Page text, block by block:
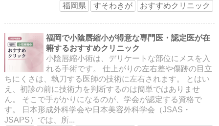
福岡県 すそわきが おすすめクリニック
福岡で小陰唇縮小が得意な専門医・認定医が在
籍するおすすめクリニック
小陰唇縮小術は、デリケートな部位にメスを入
れる手術です。 仕上がりの左右差や傷跡の目立
ちにくさは、執刀する医師の技術に左右されます。 とはい
え、初診の前に技術力を判断するのは簡単ではありませ
ん。 そこで手がかりになるのが、学会が認定する資格で
す。 日本形成外科学会や日本美容外科学会（JSAS・
JSAPS）では、所...